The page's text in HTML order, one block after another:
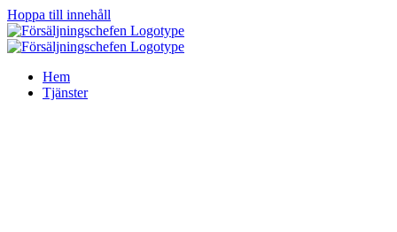
Hoppa till innehåll
Hem
Tjänster